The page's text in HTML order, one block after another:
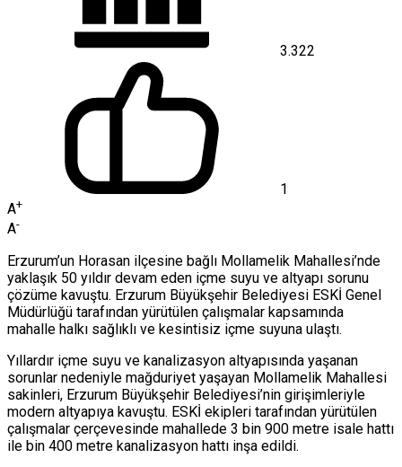
3.322
1
A+
A-
Erzurum’un Horasan ilçesine bağlı Mollamelik Mahallesi’nde
yaklaşık 50 yıldır devam eden içme suyu ve altyapı sorunu
çözüme kavuştu. Erzurum Büyükşehir Belediyesi ESKİ Genel
Müdürlüğü tarafından yürütülen çalışmalar kapsamında
mahalle halkı sağlıklı ve kesintisiz içme suyuna ulaştı.
Yıllardır içme suyu ve kanalizasyon altyapısında yaşanan
sorunlar nedeniyle mağduriyet yaşayan Mollamelik Mahallesi
sakinleri, Erzurum Büyükşehir Belediyesi’nin girişimleriyle
modern altyapıya kavuştu. ESKİ ekipleri tarafından yürütülen
çalışmalar çerçevesinde mahallede 3 bin 900 metre isale hattı
ile bin 400 metre kanalizasyon hattı inşa edildi.